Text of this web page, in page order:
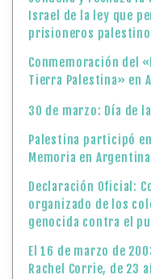
Declaración Oficial:
organizado de los
genocida contra el
El 16 de marzo de
Rachel Corrie, de 23
13 de marzo, Día de
Hoy conmemoramos
Resistencia
La Oficina Central
situación de las
Internacional de la